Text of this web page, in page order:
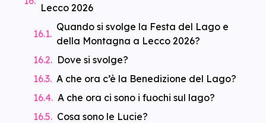
Lecco 2026
Quando si svolge la Festa del Lago e
della Montagna a Lecco 2026?
Dove si svolge?
A che ora c’è la Benedizione del Lago?
A che ora ci sono i fuochi sul lago?
Cosa sono le Lucie?